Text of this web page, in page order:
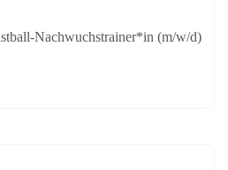
Nachwuchstrainer*in (m/w/d)